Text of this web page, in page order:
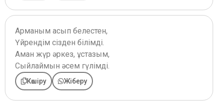
Арманым асып белестен,
Үйрендім сізден білімді.
Аман жүр әркез, ұстазым,
Сыйлаймын әсем гүлімді.
Көшіру Жіберу